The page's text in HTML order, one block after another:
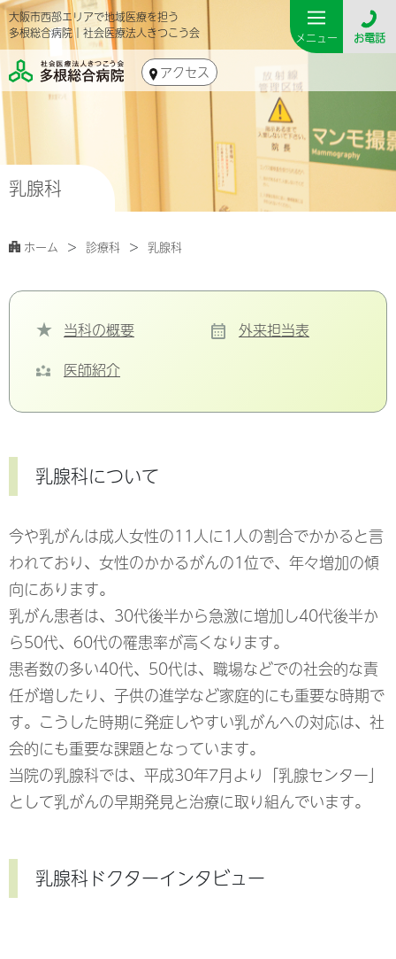
お電話
メニュー
大阪市西部エリアで地域医療を担う
多根総合病院｜社会医療法人きつこう会
アクセス
乳腺科
ホーム 診療科 乳腺科
当科の概要
外来担当表
医師紹介
乳腺科について
今や乳がんは成人女性の11人に1人の割合でかかると言
われており、女性のかかるがんの1位で、年々増加の傾
向にあります。
乳がん患者は、30代後半から急激に増加し40代後半か
ら50代、60代の罹患率が高くなります。
患者数の多い40代、50代は、職場などでの社会的な責
任が増したり、子供の進学など家庭的にも重要な時期で
す。こうした時期に発症しやすい乳がんへの対応は、社
会的にも重要な課題となっています。
当院の乳腺科では、平成30年7月より「乳腺センター」
として乳がんの早期発見と治療に取り組んでいます。
乳腺科ドクターインタビュー